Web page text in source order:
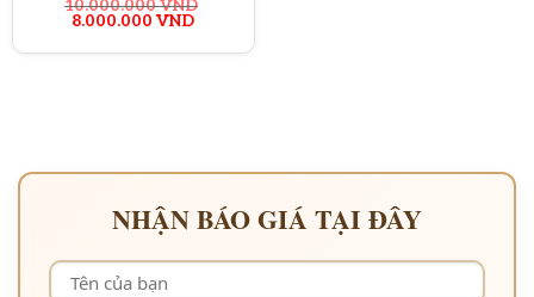
10.000.000VND
Giá
là:
8.000.000VNDGiá
tại
NHẬN BÁO GIÁ TẠI ĐÂY